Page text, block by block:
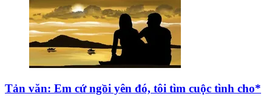
Tản văn: Em cứ ngồi yên đó, tôi tìm cuộc tình cho*